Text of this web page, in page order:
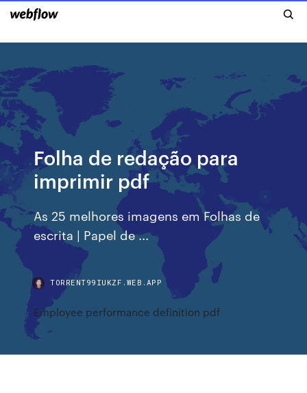
Folha de redação para
imprimir pdf
As 25 melhores imagens em Folhas de
escrita | Papel de ...
TORRENT99IUKZF.WEB.APP
Employee performance definition pdf